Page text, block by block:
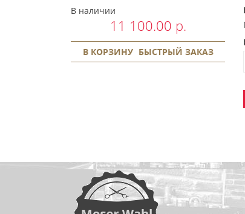
В наличии
11 100.00 р.
В КОРЗИНУ БЫСТРЫЙ ЗАКАЗ